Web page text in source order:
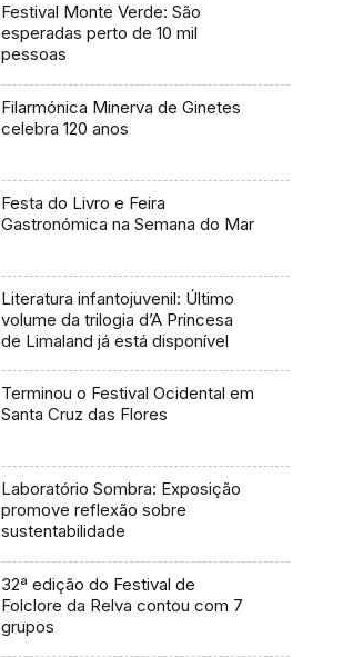
Festival Monte Verde: São
esperadas perto de 10 mil
pessoas
Filarmónica Minerva de Ginetes
celebra 120 anos
Festa do Livro e Feira
Gastronómica na Semana do Mar
Literatura infantojuvenil: Último
volume da trilogia d’A Princesa
de Limaland já está disponível
Terminou o Festival Ocidental em
Santa Cruz das Flores
Laboratório Sombra: Exposição
promove reflexão sobre
sustentabilidade
32ª edição do Festival de
Folclore da Relva contou com 7
grupos